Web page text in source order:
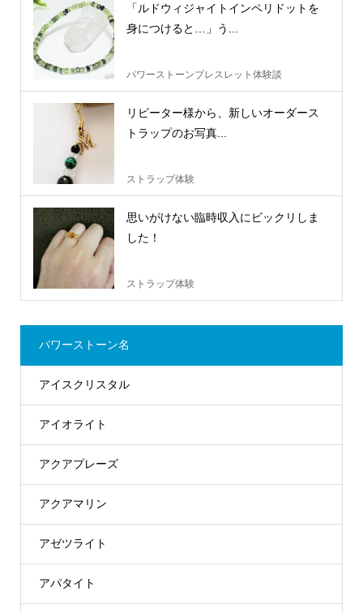
「ルドウィジャイトインペリドットを
身につけると…」う...
パワーストーンブレスレット体験談
リピーター様から、新しいオーダース
トラップのお写真...
ストラップ体験
思いがけない臨時収入にビックリしま
した！
ストラップ体験
パワーストーン名
アイスクリスタル
アイオライト
アクアプレーズ
アクアマリン
アゼツライト
アパタイト